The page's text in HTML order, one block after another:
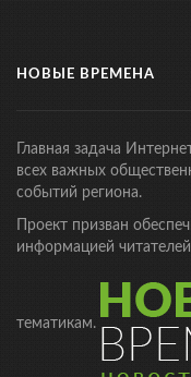
НОВЫЕ ВРЕМЕНА
Главная задача
всех важных
событий региона.
Проект призван
информацией
тематикам.